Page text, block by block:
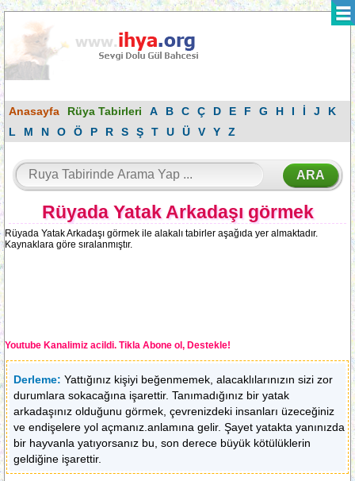
Anasayfa Rüya Tabirleri A B C Ç D E F G H I İ J
K
L
M N O Ö P R S Ş T U Ü V Y Z
Rüyada Yatak Arkadaşı görmek
Rüyada Yatak Arkadaşı görmek ile alakalı tabirler aşağıda yer almaktadır.
Kaynaklara göre sıralanmıştır.
Youtube Kanalimiz acildi. Tikla Abone ol, Destekle!
Derleme: Yattığınız kişiyi beğenmemek, alacaklılarınızın sizi zor
durumlara sokacağına işarettir. Tanımadığınız bir yatak
arkadaşınız olduğunu görmek, çevrenizdeki insanları üzeceğiniz
ve endişelere yol açmanız.anlamına gelir. Şayet yatakta yanınızda
bir hayvanla yatıyorsanız bu, son derece büyük kötülüklerin
geldiğine işarettir.